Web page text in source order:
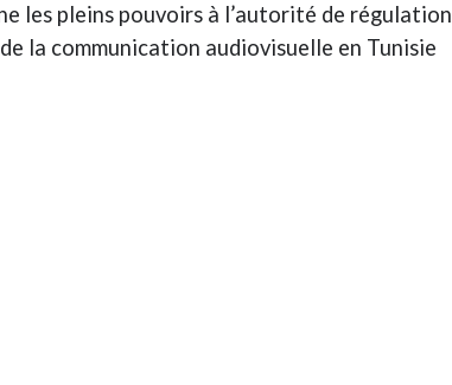
les pleins pouvoirs à l’autorité de
la communication audiovisuelle en Tunisie